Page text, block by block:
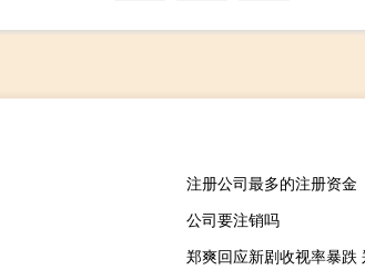
注册公司最多的注册资金
公司要注销吗
郑爽回应新剧收视率暴跌